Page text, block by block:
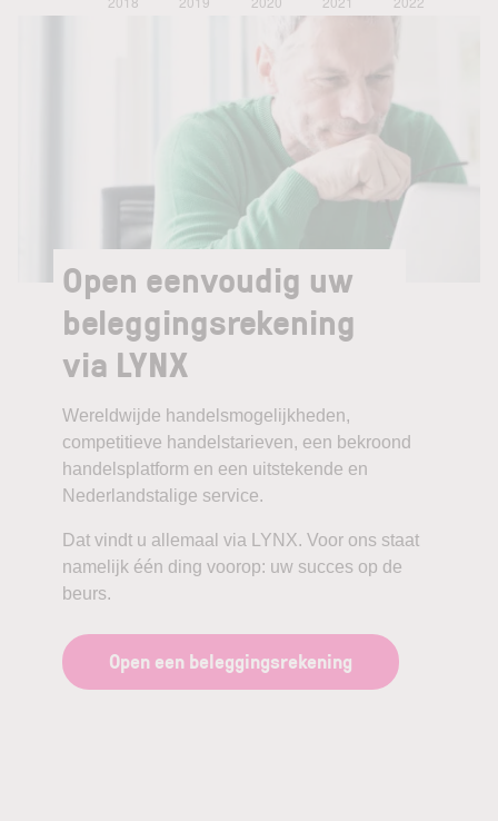
Open eenvoudig uw
beleggingsrekening
via LYNX
Wereldwijde handelsmogelijkheden,
competitieve handelstarieven, een bekroond
handelsplatform en een uitstekende en
Nederlandstalige service.
Dat vindt u allemaal via LYNX. Voor ons staat
namelijk één ding voorop: uw succes op de
beurs.
Open een beleggingsrekening